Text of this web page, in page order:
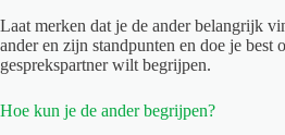
Laat merken dat je de ander belangrijk
ander en zijn standpunten en doe je best
gesprekspartner wilt begrijpen.
Hoe kun je de ander begrijpen?